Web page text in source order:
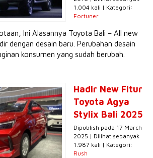
1.004 kali | Kategori:
Fortuner
Ini Alasannya Toyota Bali – All new
dengan desain baru. Perubahan desain
konsumen yang sudah berubah.
Hadir New Fitur
Toyota Agya
Stylix Bali 2025
Dipublish pada 17 March
2025 | Dilihat sebanyak
1.987 kali | Kategori:
Rush